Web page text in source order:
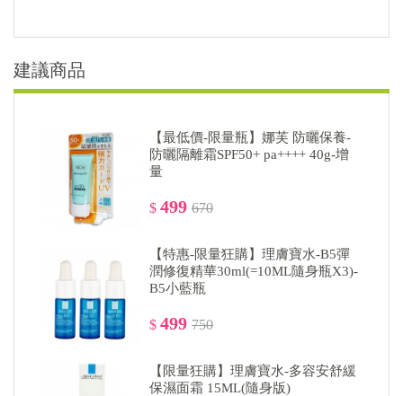
建議商品
【最低價-限量瓶】娜芙 防曬保養-
防曬隔離霜SPF50+ pa++++ 40g-增
量
$ 499 670
【特惠-限量狂購】理膚寶水-B5彈
潤修復精華30ml(=10ML隨身瓶X3)-
B5小藍瓶
$ 499 750
【限量狂購】理膚寶水-多容安舒緩
保濕面霜 15ML(隨身版)